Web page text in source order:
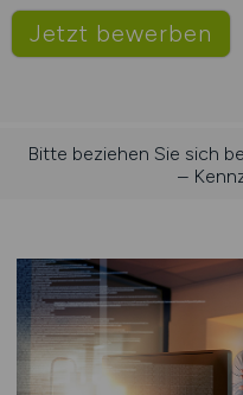
Jetzt bewerben
Bitte beziehen Sie sich
–